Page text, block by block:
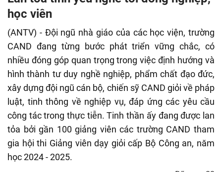
học viên
(ANTV) - Đội ngũ nhà giáo của các học viện, trường
CAND đang từng bước phát triển vững chắc, có
nhiều đóng góp quan trọng trong việc định hướng và
hình thành tư duy nghề nghiệp, phẩm chất đạo đức,
xây dựng đội ngũ cán bộ, chiến sỹ CAND giỏi về pháp
luật, tinh thông về nghiệp vụ, đáp ứng các yêu cầu
công tác trong thực tiễn. Tinh thần ấy đang được lan
tỏa bởi gần 100 giảng viên các trường CAND tham
gia hội thi Giảng viên dạy giỏi cấp Bộ Công an, năm
học 2024 - 2025.